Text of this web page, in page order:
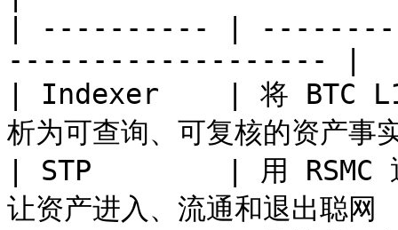
| ---------- |
------------------- |
| Indexer    | 将 BTC
析为可查询、可复核的
| STP        | 用 RSMC 通
让资产进入、流通和